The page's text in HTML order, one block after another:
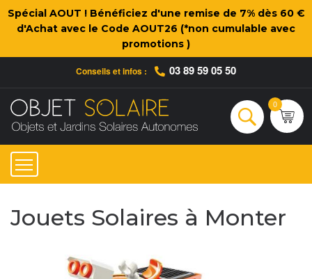
Spécial AOUT ! Bénéficiez d'une remise de 7% dès 60 €
d'Achat avec le Code AOUT26 (*non cumulable avec
promotions )
Conseils et infos : 03 89 59 05 50
Rechercher
0
Jouets Solaires à Monter